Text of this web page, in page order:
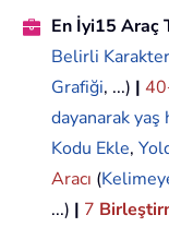
En İyi15 Araç
Belirli
Grafiği, ...) |
dayanarak yaş
Kodu Ekle,
Aracı (
...) | 7